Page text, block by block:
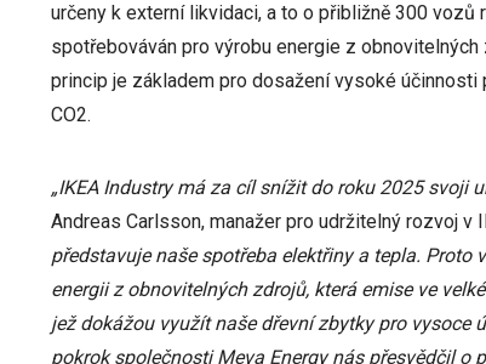
určeny k externí likvidaci, a to o přibližně 300 vozů
spotřebováván pro výrobu energie z
princip je základem pro dosažení vysoké
CO2.
„IKEA Industry má za cíl snížit do roku 2025 svoji
Andreas Carlsson, manažer pro udržitelný rozvoj v
představuje naše spotřeba elektřiny a tepla.
energii z obnovitelných zdrojů, která emise ve
jež dokážou využít naše dřevní zbytky pro vysoce
pokrok společnosti Meva Energy nás přesvědčil o